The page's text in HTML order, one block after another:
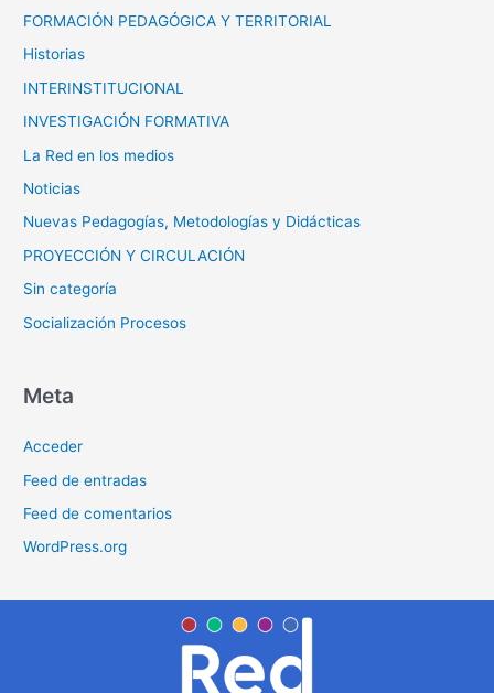
FORMACIÓN PEDAGÓGICA Y TERRITORIAL
Historias
INTERINSTITUCIONAL
INVESTIGACIÓN FORMATIVA
La Red en los medios
Noticias
Nuevas Pedagogías, Metodologías y Didácticas
PROYECCIÓN Y CIRCULACIÓN
Sin categoría
Socialización Procesos
Meta
Acceder
Feed de entradas
Feed de comentarios
WordPress.org